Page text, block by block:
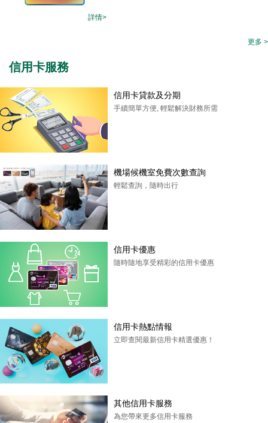
詳情>
更多 >
信用卡服務
信用卡貸款及分期
手續簡單方便, 輕鬆解決財務所需
機場候機室免費次數查詢
輕鬆查詢，隨時出行
信用卡優惠
隨時隨地享受精彩的信用卡優惠
信用卡熱點情報
立即查閱最新信用卡精選優惠！
其他信用卡服務
為您帶來更多信用卡服務